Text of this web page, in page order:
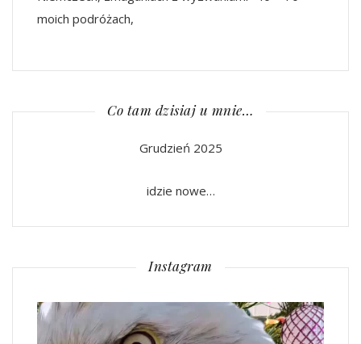
moich podróżach,
Co tam dzisiaj u mnie…
Grudzień 2025
idzie nowe…
Instagram